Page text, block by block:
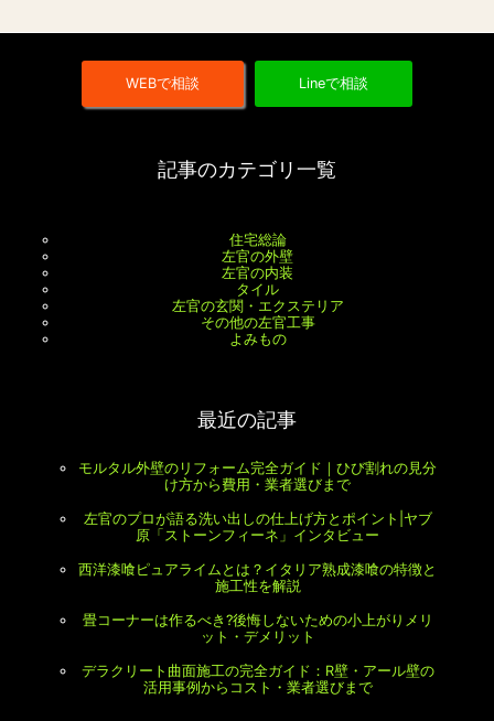
WEBで相談 Lineで相談
記事のカテゴリ一覧
住宅総論
左官の外壁
左官の内装
タイル
左官の玄関・エクステリア
その他の左官工事
よみもの
最近の記事
モルタル外壁のリフォーム完全ガイド｜ひび割れの見分
け方から費用・業者選びまで
左官のプロが語る洗い出しの仕上げ方とポイント|ヤブ
原「ストーンフィーネ」インタビュー
西洋漆喰ピュアライムとは？イタリア熟成漆喰の特徴と
施工性を解説
畳コーナーは作るべき?後悔しないための小上がりメリ
ット・デメリット
デラクリート曲面施工の完全ガイド：R壁・アール壁の
活用事例からコスト・業者選びまで